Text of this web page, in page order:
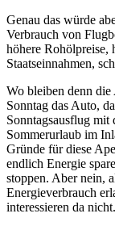
Genau das würde
Verbrauch von
höhere Rohölpreise,
Staatseinnahmen,
Wo bleiben denn
Sonntag das Auto,
Sonntagsausflug
Sommerurlaub im
Gründe für diese
endlich Energie
stoppen. Aber nein,
Energieverbrauch
interessieren da nicht.